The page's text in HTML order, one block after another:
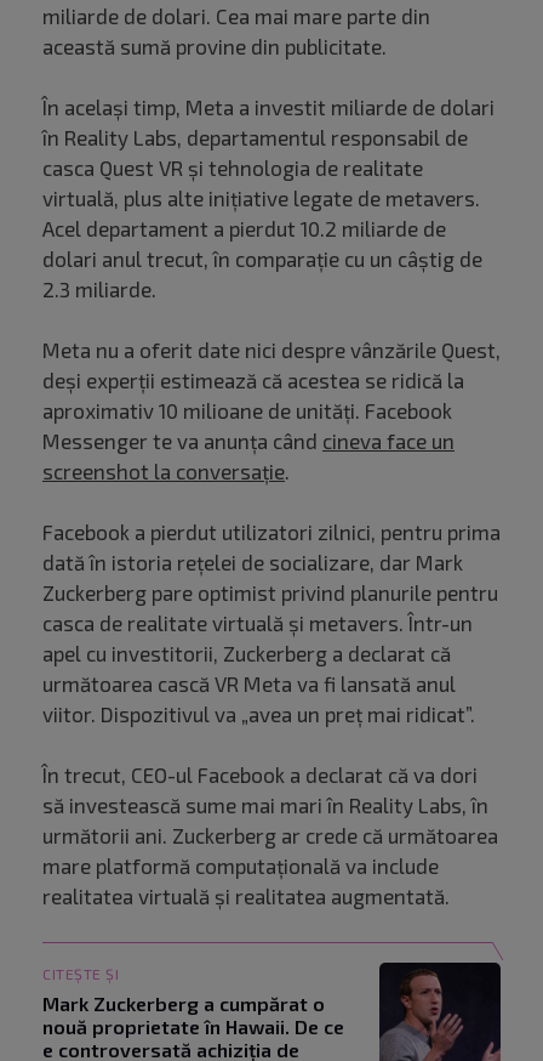
miliarde de dolari. Cea mai mare parte din
această sumă provine din publicitate.
În același timp, Meta a investit miliarde de dolari
în Reality Labs, departamentul responsabil de
casca Quest VR și tehnologia de realitate
virtuală, plus alte inițiative legate de metavers.
Acel departament a pierdut 10.2 miliarde de
dolari anul trecut, în comparație cu un câștig de
2.3 miliarde.
Meta nu a oferit date nici despre vânzările Quest,
deși experții estimează că acestea se ridică la
aproximativ 10 milioane de unități. Facebook
Messenger te va anunța când cineva face un
screenshot la conversație.
Facebook a pierdut utilizatori zilnici, pentru prima
dată în istoria rețelei de socializare, dar Mark
Zuckerberg pare optimist privind planurile pentru
casca de realitate virtuală și metavers. Într-un
apel cu investitorii, Zuckerberg a declarat că
următoarea cască VR Meta va fi lansată anul
viitor. Dispozitivul va „avea un preț mai ridicat”.
În trecut, CEO-ul Facebook a declarat că va dori
să investească sume mai mari în Reality Labs, în
următorii ani. Zuckerberg ar crede că următoarea
mare platformă computațională va include
realitatea virtuală și realitatea augmentată.
CITEȘTE ȘI
Mark Zuckerberg a cumpărat o
nouă proprietate în Hawaii. De ce
e controversată achiziția de